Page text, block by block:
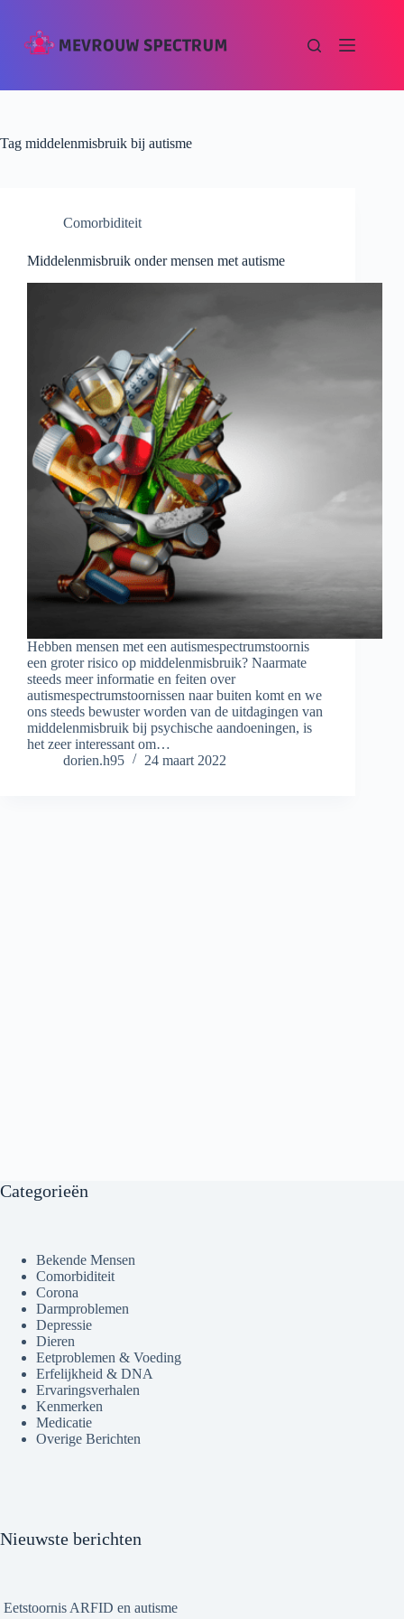
Tag middelenmisbruik bij autisme
Comorbiditeit
Middelenmisbruik onder mensen met autisme
Hebben mensen met een autismespectrumstoornis
een groter risico op middelenmisbruik? Naarmate
steeds meer informatie en feiten over
autismespectrumstoornissen naar buiten komt en we
ons steeds bewuster worden van de uitdagingen van
middelenmisbruik bij psychische aandoeningen, is
het zeer interessant om…
dorien.h95
24 maart 2022
Categorieën
Bekende Mensen
Comorbiditeit
Corona
Darmproblemen
Depressie
Dieren
Eetproblemen & Voeding
Erfelijkheid & DNA
Ervaringsverhalen
Kenmerken
Medicatie
Overige Berichten
Nieuwste berichten
Eetstoornis ARFID en autisme